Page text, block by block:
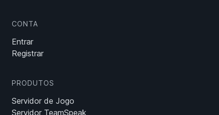
CONTA
Entrar
Registrar
PRODUTOS
Servidor de Jogo
Servidor TeamSpeak